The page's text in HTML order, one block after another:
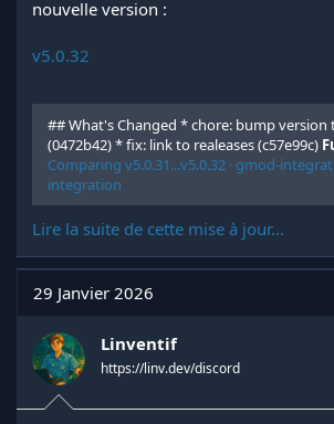
nouvelle version :
v5.0.32
## What's Changed * chore: bump version
(0472b42) * fix: link to realeases (c57e99c)
Comparing v5.0.31...v5.0.32 · gmod-
integration
Lire la suite de cette mise à jour...
29 Janvier 2026
Linventif
https://linv.dev/discord